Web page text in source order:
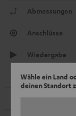
Wähle ein Land
deinen Standort
Abmessungen
Anschlüsse
Wiedergabe
Elektronik